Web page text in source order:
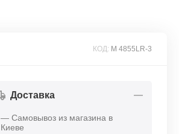
КОД: M 4855LR-3
Доставка
— Самовывоз из магазина в
Киеве